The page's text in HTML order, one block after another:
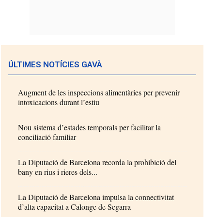
ÚLTIMES NOTÍCIES GAVÀ
Augment de les inspeccions alimentàries per prevenir
intoxicacions durant l’estiu
Nou sistema d’estades temporals per facilitar la
conciliació familiar
La Diputació de Barcelona recorda la prohibició del
bany en rius i rieres dels...
La Diputació de Barcelona impulsa la connectivitat
d’alta capacitat a Calonge de Segarra